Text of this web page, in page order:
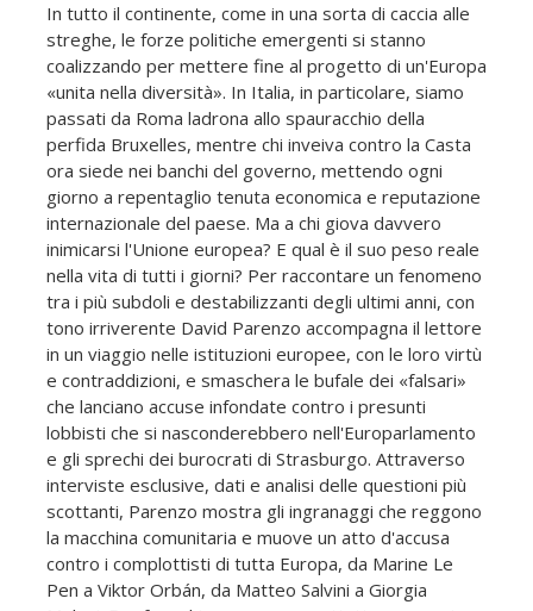
In tutto il continente, come in una sorta di caccia alle
streghe, le forze politiche emergenti si stanno
coalizzando per mettere fine al progetto di un'Europa
«unita nella diversità». In Italia, in particolare, siamo
passati da Roma ladrona allo spauracchio della
perfida Bruxelles, mentre chi inveiva contro la Casta
ora siede nei banchi del governo, mettendo ogni
giorno a repentaglio tenuta economica e reputazione
internazionale del paese. Ma a chi giova davvero
inimicarsi l'Unione europea? E qual è il suo peso reale
nella vita di tutti i giorni? Per raccontare un fenomeno
tra i più subdoli e destabilizzanti degli ultimi anni, con
tono irriverente David Parenzo accompagna il lettore
in un viaggio nelle istituzioni europee, con le loro virtù
e contraddizioni, e smaschera le bufale dei «falsari»
che lanciano accuse infondate contro i presunti
lobbisti che si nasconderebbero nell'Europarlamento
e gli sprechi dei burocrati di Strasburgo. Attraverso
interviste esclusive, dati e analisi delle questioni più
scottanti, Parenzo mostra gli ingranaggi che reggono
la macchina comunitaria e muove un atto d'accusa
contro i complottisti di tutta Europa, da Marine Le
Pen a Viktor Orbán, da Matteo Salvini a Giorgia